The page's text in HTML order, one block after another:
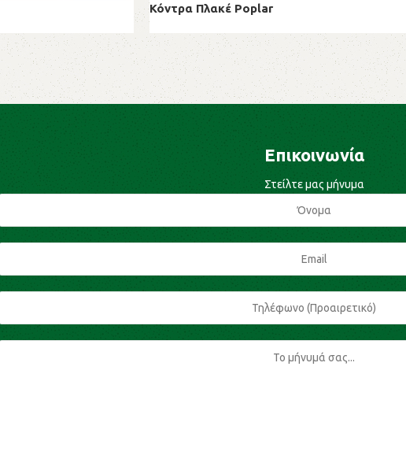
Κόντρα Πλακέ Poplar
Κόντρα Πλακέ
Επικοινωνία
Στείλτε μας μήνυμα